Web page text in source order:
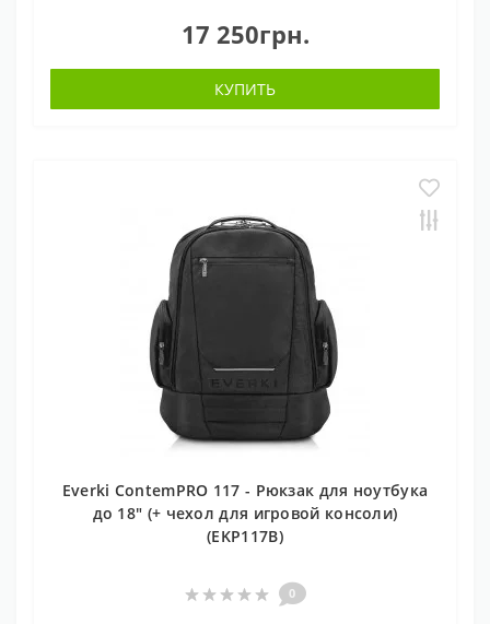
17 250грн.
КУПИТЬ
Everki ContemPRO 117 - Рюкзак для ноутбука
до 18" (+ чехол для игровой консоли)
(EKP117B)
0